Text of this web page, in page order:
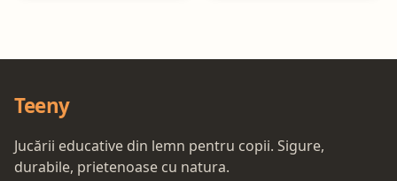
Teeny
Jucării educative din lemn pentru copii. Sigure,
durabile, prietenoase cu natura.